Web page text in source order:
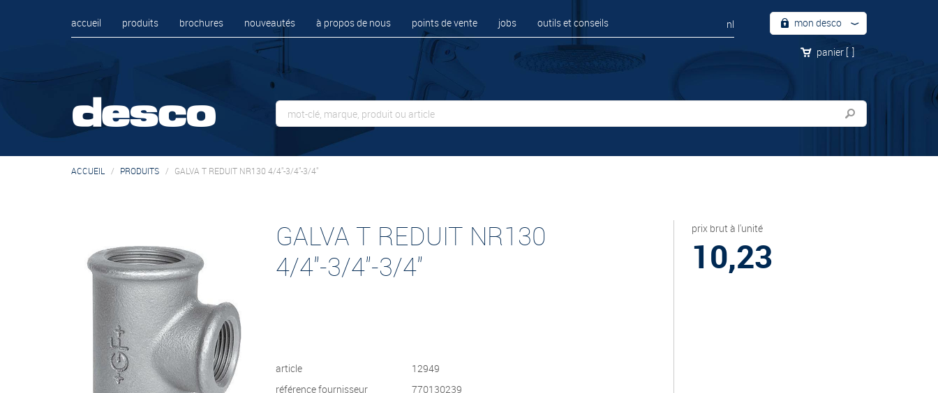
accueil produits brochures nouveautés à propos de nous points de vente jobs outils et conseils nl mon desco
panier [ ]
ACCUEIL PRODUITS GALVA T REDUIT NR130 4/4"-3/4"-3/4"
GALVA T REDUIT NR130
4/4"-3/4"-3/4"
article
12949
référence fournisseur
770130239
prix brut à l'unité
10,23